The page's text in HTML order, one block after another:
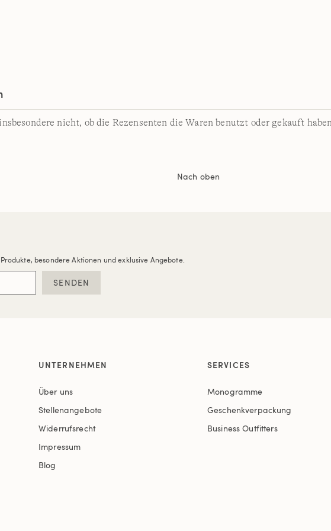
nicht, ob die Rezensenten die Waren benutzt oder gekauft
Nach oben
besondere Aktionen und exklusive Angebote.
SENDEN
UNTERNEHMEN
Über uns
Stellenangebote
Widerrufsrecht
Impressum
Blog
SERVICES
Monogramme
Geschenkverpackung
Business Outfitters